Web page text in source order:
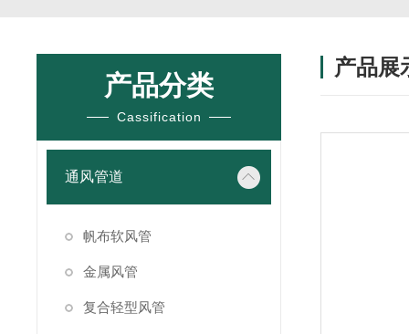
产品分类
Cassification
通风管道
帆布软风管
金属风管
复合轻型风管
产品展